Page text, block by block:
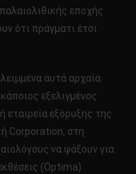
εποχής
ότι πράγματι έτσι
αυτά αρχαία
εξελιγμένος
εταιρεία εξόρυξης της
Corporation, στη
να ψάξουν για
(Optima)